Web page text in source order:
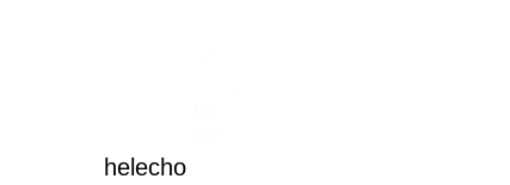
helecho